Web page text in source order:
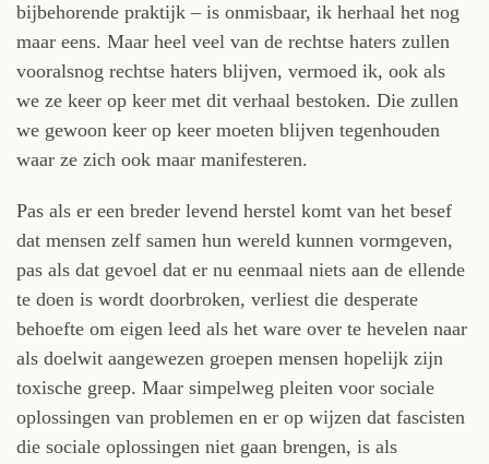
bijbehorende praktijk – is onmisbaar, ik herhaal het nog
maar eens. Maar heel veel van de rechtse haters zullen
vooralsnog rechtse haters blijven, vermoed ik, ook als
we ze keer op keer met dit verhaal bestoken. Die zullen
we gewoon keer op keer moeten blijven tegenhouden
waar ze zich ook maar manifesteren.
Pas als er een breder levend herstel komt van het besef
dat mensen zelf samen hun wereld kunnen vormgeven,
pas als dat gevoel dat er nu eenmaal niets aan de ellende
te doen is wordt doorbroken, verliest die desperate
behoefte om eigen leed als het ware over te hevelen naar
als doelwit aangewezen groepen mensen hopelijk zijn
toxische greep. Maar simpelweg pleiten voor sociale
oplossingen van problemen en er op wijzen dat fascisten
die sociale oplossingen niet gaan brengen, is als